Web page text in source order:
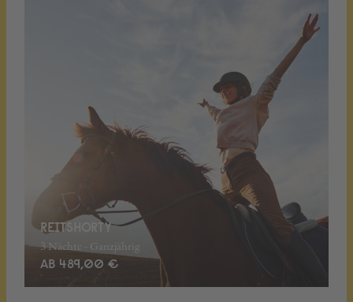
REITSHORTY
3 Nächte - Ganzjährig
AB 489,00 €